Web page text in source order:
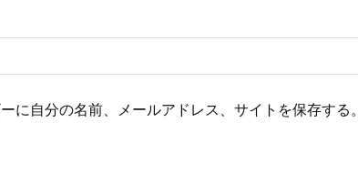
に自分の名前、メールアドレス、サイトを保存する。